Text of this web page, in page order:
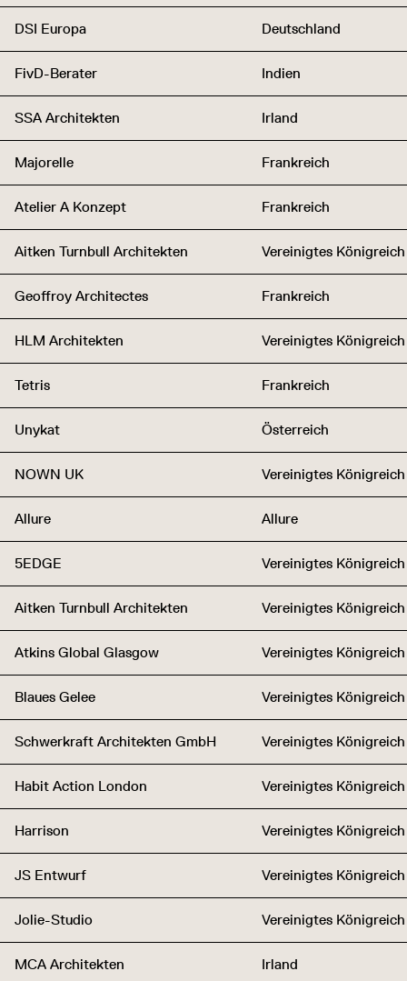
DSI Europa Deutschland
FivD-Berater Indien
SSA Architekten Irland
Majorelle Frankreich
Atelier A Konzept Frankreich
Aitken Turnbull Architekten Vereinigtes Königreich
Geoffroy Architectes Frankreich
HLM Architekten Vereinigtes Königreich
Tetris Frankreich
Unykat Österreich
NOWN UK Vereinigtes Königreich
Allure Allure
5EDGE Vereinigtes Königreich
Aitken Turnbull Architekten Vereinigtes Königreich
Atkins Global Glasgow Vereinigtes Königreich
Blaues Gelee Vereinigtes Königreich
Schwerkraft Architekten GmbH Vereinigtes Königreich
Habit Action London Vereinigtes Königreich
Harrison Vereinigtes Königreich
JS Entwurf Vereinigtes Königreich
Jolie-Studio Vereinigtes Königreich
MCA Architekten Irland